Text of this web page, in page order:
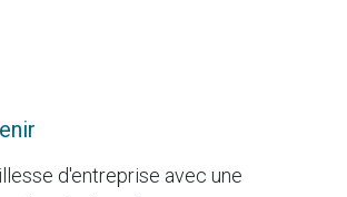
d'entreprise avec une